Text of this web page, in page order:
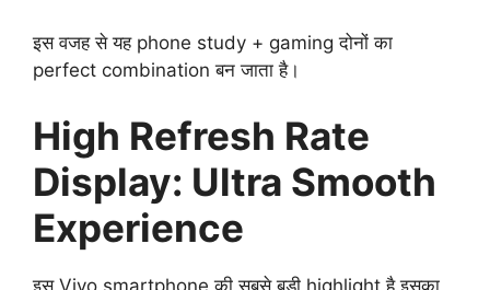
इस वजह से यह phone study + gaming दोनों का
perfect combination बन जाता है।
High Refresh Rate
Display: Ultra Smooth
Experience
इस Vivo smartphone की सबसे बड़ी highlight है इसका